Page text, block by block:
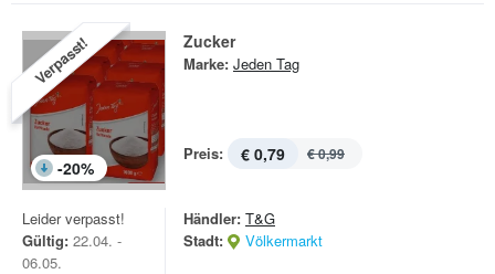
Verpasst!
-20%
Zucker
Marke: Jeden Tag
Preis: € 0,79 € 0,99
Leider verpasst!
Gültig: 22.04. -
06.05.
Händler: T&G
Stadt:
Völkermarkt